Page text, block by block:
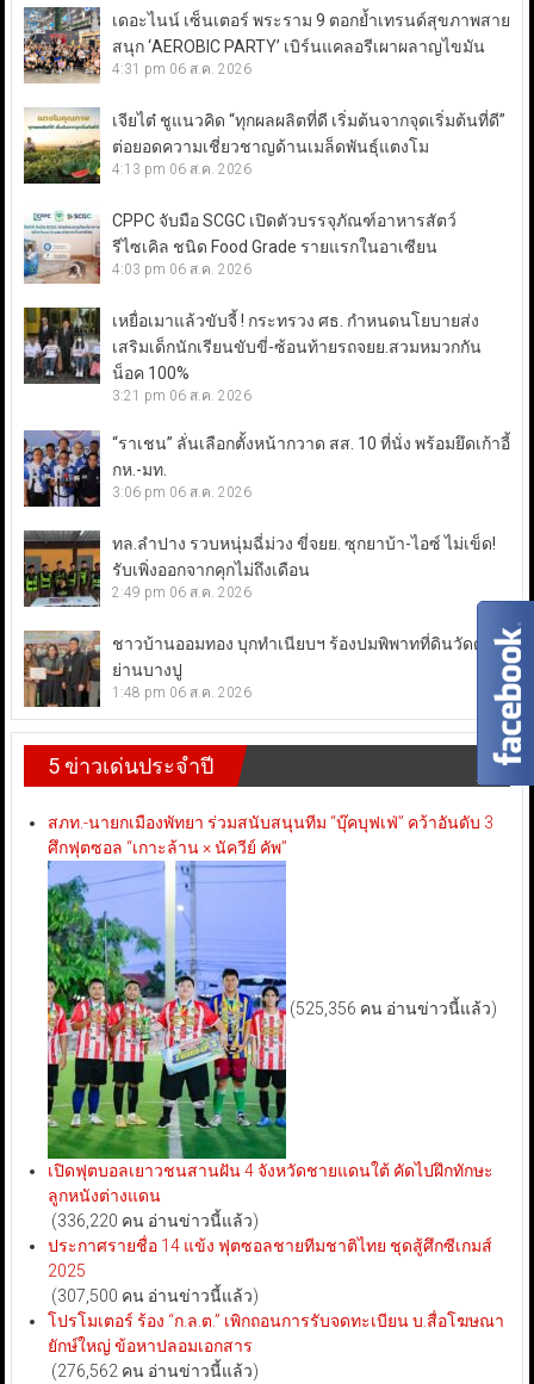
เดอะไนน์ เซ็นเตอร์ พระราม 9 ตอกย้ำเทรนด์สุขภาพสาย
สนุก ‘AEROBIC PARTY’ เบิร์นแคลอรีเผาผลาญไขมัน
4:31 pm 06 ส.ค. 2026
เจียไต๋ ชูแนวคิด “ทุกผลผลิตที่ดี เริ่มต้นจากจุดเริ่มต้นที่ดี”
ต่อยอดความเชี่ยวชาญด้านเมล็ดพันธุ์แตงโม
4:13 pm 06 ส.ค. 2026
CPPC จับมือ SCGC เปิดตัวบรรจุภัณฑ์อาหารสัตว์
รีไซเคิล ชนิด Food Grade รายแรกในอาเซียน
4:03 pm 06 ส.ค. 2026
เหยื่อเมาแล้วขับจี้ ! กระทรวง ศธ. กำหนดนโยบายส่ง
เสริมเด็กนักเรียนขับขี่-ซ้อนท้ายรถจยย.สวมหมวกกัน
น็อค 100%
3:21 pm 06 ส.ค. 2026
“ราเชน” ลั่นเลือกตั้งหน้ากวาด สส. 10 ที่นั่ง พร้อมยึดเก้าอี้
กห.-มท.
3:06 pm 06 ส.ค. 2026
ทล.ลำปาง รวบหนุ่มฉี่ม่วง ขี่จยย. ซุกยาบ้า-ไอซ์ ไม่เข็ด!
รับเพิ่งออกจากคุกไม่ถึงเดือน
2:49 pm 06 ส.ค. 2026
ชาวบ้านออมทอง บุกทำเนียบฯ ร้องปมพิพาทที่ดินวัดดัง
ย่านบางปู
1:48 pm 06 ส.ค. 2026
5 ข่าวเด่นประจำปี
สภท.-นายกเมืองพัทยา ร่วมสนับสนุนทีม “บุ๊คบุฟเฟ่” คว้าอันดับ 3
ศึกฟุตซอล “เกาะล้าน × นัควีย์ คัพ”
(525,356 คน อ่านข่าวนี้แล้ว)
เปิดฟุตบอลเยาวชนสานฝัน 4 จังหวัดชายแดนใต้ คัดไปฝึกทักษะ
ลูกหนังต่างแดน
(336,220 คน อ่านข่าวนี้แล้ว)
ประกาศรายชื่อ 14 แข้ง ฟุตซอลชายทีมชาติไทย ชุดสู้ศึกซีเกมส์
2025
(307,500 คน อ่านข่าวนี้แล้ว)
โปรโมเตอร์ ร้อง “ก.ล.ต.” เพิกถอนการรับจดทะเบียน บ.สื่อโฆษณา
ยักษ์ใหญ่ ข้อหาปลอมเอกสาร
(276,562 คน อ่านข่าวนี้แล้ว)